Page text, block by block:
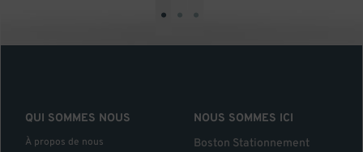
• • •
QUI SOMMES NOUS
À propos de nous
NOUS SOMMES ICI
Boston Stationnement